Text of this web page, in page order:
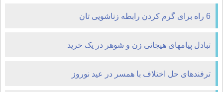
6 راه برای گرم کردن رابطه زناشویی تان
تبادل پیامهای هیجانی زن و شوهر در یک خرید
ترفندهای حل اختلاف با همسر در عید نوروز